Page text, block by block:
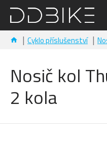
Cyklo příslušenství
Nosič kol
2 kola